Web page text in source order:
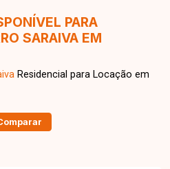
PARA
SARAIVA EM
Residencial para Locação em